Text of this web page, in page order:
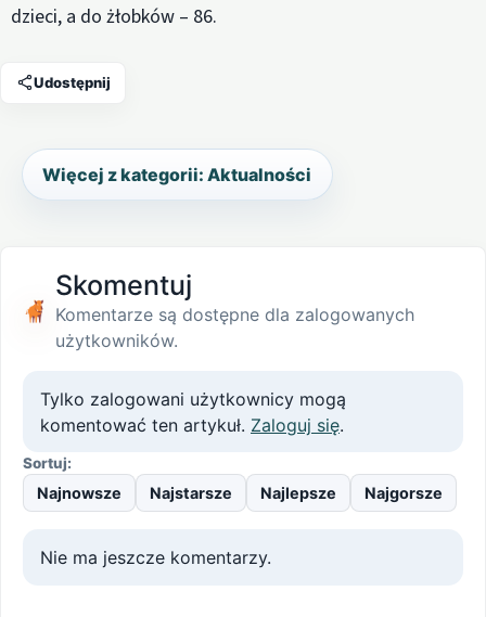
dzieci, a do żłobków – 86.
Udostępnij
Więcej z kategorii: Aktualności
Skomentuj
Komentarze są dostępne dla zalogowanych
użytkowników.
Tylko zalogowani użytkownicy mogą
komentować ten artykuł. Zaloguj się.
Sortuj:
Najnowsze Najstarsze Najlepsze Najgorsze
Nie ma jeszcze komentarzy.